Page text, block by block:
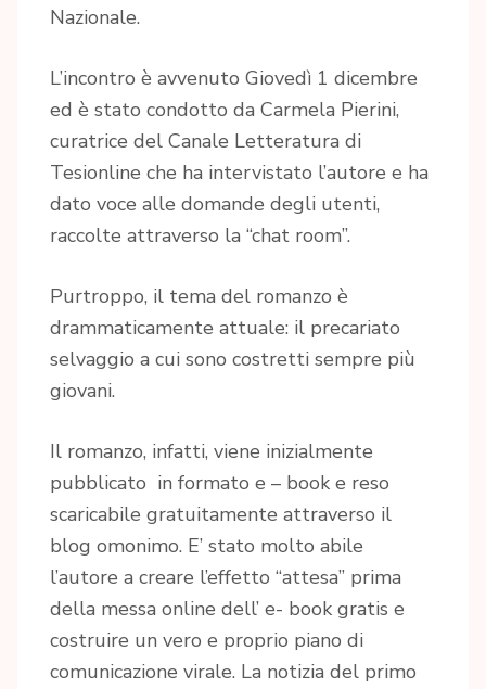
Nazionale.
L’incontro è avvenuto Giovedì 1 dicembre
ed è stato condotto da Carmela Pierini,
curatrice del Canale Letteratura di
Tesionline che ha intervistato l’autore e ha
dato voce alle domande degli utenti,
raccolte attraverso la “chat room”.
Purtroppo, il tema del romanzo è
drammaticamente attuale: il precariato
selvaggio a cui sono costretti sempre più
giovani.
Il romanzo, infatti, viene inizialmente
pubblicato in formato e – book e reso
scaricabile gratuitamente attraverso il
blog omonimo. E’ stato molto abile
l’autore a creare l’effetto “attesa” prima
della messa online dell’ e- book gratis e
costruire un vero e proprio piano di
comunicazione virale. La notizia del primo